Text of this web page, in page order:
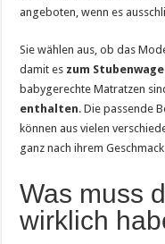
angeboten, wenn es
Sie wählen aus, ob das
damit es zum
babygerechte Matratzen
enthalten. Die passende
können aus vielen
ganz nach ihrem
Was muss
wirklich